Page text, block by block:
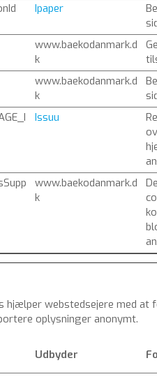
Ipaper
www.baekodanmark.d
k
www.baekodanmark.d
k
Issuu
www.baekodanmark.d
k
hjælper webstedsejere med at
oplysninger anonymt.
Udbyder